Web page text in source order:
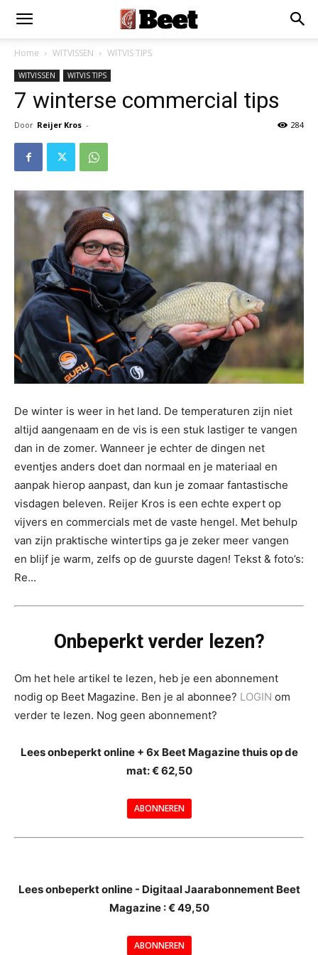
Home WITVISSEN WITVIS TIPS
WITVISSEN WITVIS TIPS
7 winterse commercial tips
Door Reijer Kros - 284
De winter is weer in het land. De temperaturen zijn niet
altijd aangenaam en de vis is een stuk lastiger te vangen
dan in de zomer. Wanneer je echter de dingen net
eventjes anders doet dan normaal en je materiaal en
aanpak hierop aanpast, dan kun je zomaar fantastische
visdagen beleven. Reijer Kros is een echte expert op
vijvers en commercials met de vaste hengel. Met behulp
van zijn praktische wintertips ga je zeker meer vangen
en blijf je warm, zelfs op de guurste dagen! Tekst & foto’s:
Re...
Onbeperkt verder lezen?
Om het hele artikel te lezen, heb je een abonnement
nodig op Beet Magazine. Ben je al abonnee? LOGIN om
verder te lezen. Nog geen abonnement?
Lees onbeperkt online + 6x Beet Magazine thuis op de
mat: € 62,50
ABONNEREN
Lees onbeperkt online - Digitaal Jaarabonnement Beet
Magazine : € 49,50
ABONNEREN